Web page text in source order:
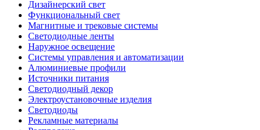
Дизайнерский свет
Функциональный свет
Магнитные и трековые системы
Светодиодные ленты
Наружное освещение
Системы управления и автоматизации
Алюминиевые профили
Источники питания
Светодиодный декор
Электроустановочные изделия
Светодиоды
Рекламные материалы